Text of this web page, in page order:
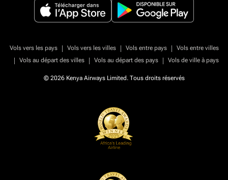
Vols vers les pays | Vols vers les villes | Vols entre pays |
Vols entre villes
|
Vols au départ des villes | Vols au départ des pays | Vols de ville à pays
© 2026 Kenya Airways Limited. Tous droits réservés